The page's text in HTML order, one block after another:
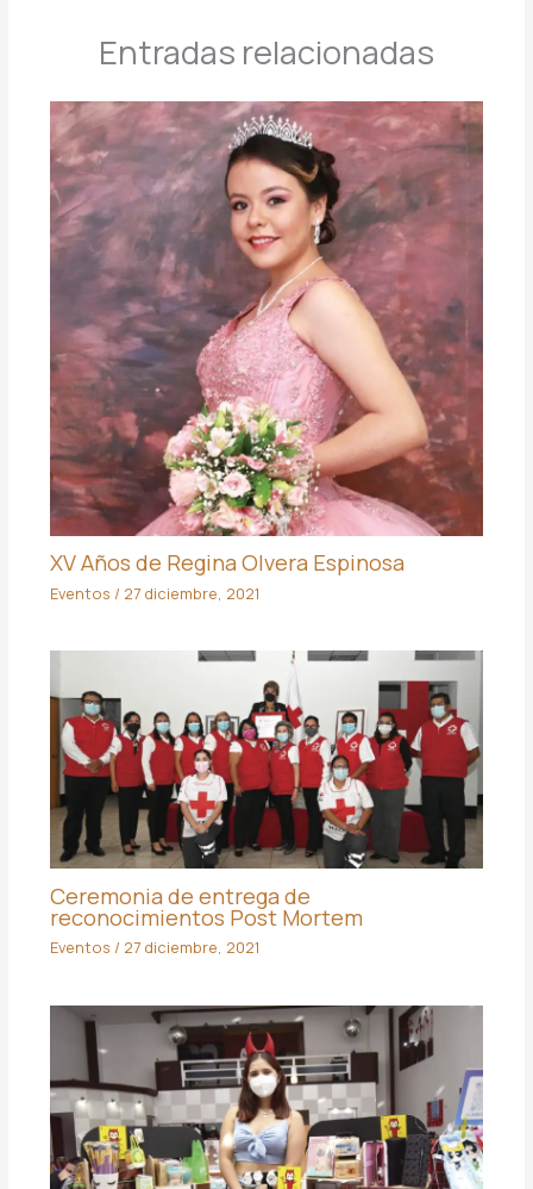
Entradas relacionadas
XV Años de Regina Olvera Espinosa
Eventos / 27 diciembre, 2021
Ceremonia de entrega de
reconocimientos Post Mortem
Eventos / 27 diciembre, 2021